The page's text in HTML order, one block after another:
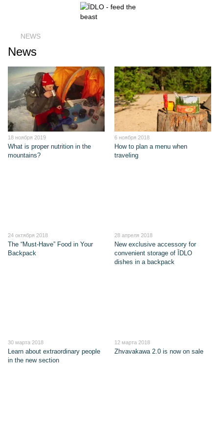
NEWS
News
18 ноября 2019
What is proper nutrition in the
mountains?
6 ноября 2018
How to plan a menu when
traveling
24 октября 2018
The “Must-Have” Food in Your
Backpack
28 апреля 2018
New exclusive accessory for
convenient storage of ĪDLO
dishes in a backpack
30 марта 2018
Learn about extraordinary people
in the new section
12 марта 2018
Zhvavakawa 2.0 is now on sale